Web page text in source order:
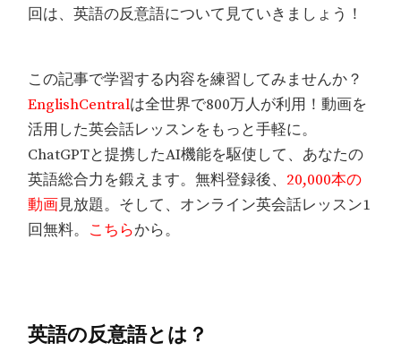
回は、英語の反意語について見ていきましょう！
この記事で学習する内容を練習してみませんか？
EnglishCentralは全世界で800万人が利用！動画を
活用した英会話レッスンをもっと手軽に。
ChatGPTと提携したAI機能を駆使して、あなたの
英語総合力を鍛えます。無料登録後、 20,000本の
動画見放題。そして、オンライン英会話レッスン1
回無料。 こちらから。
英語の反意語とは？